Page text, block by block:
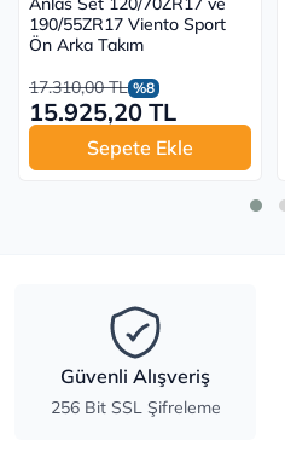
190/55ZR17 Viento Sport
Ön Arka Takım
17.310,00 TL %8
15.925,20 TL
Sepete Ekle
Güvenli Alışveriş
256 Bit SSL Şifreleme